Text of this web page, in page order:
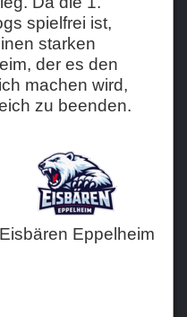
spielfrei ist,
starken
der es den
machen wird,
zu beenden.
Eisbären Eppelheim